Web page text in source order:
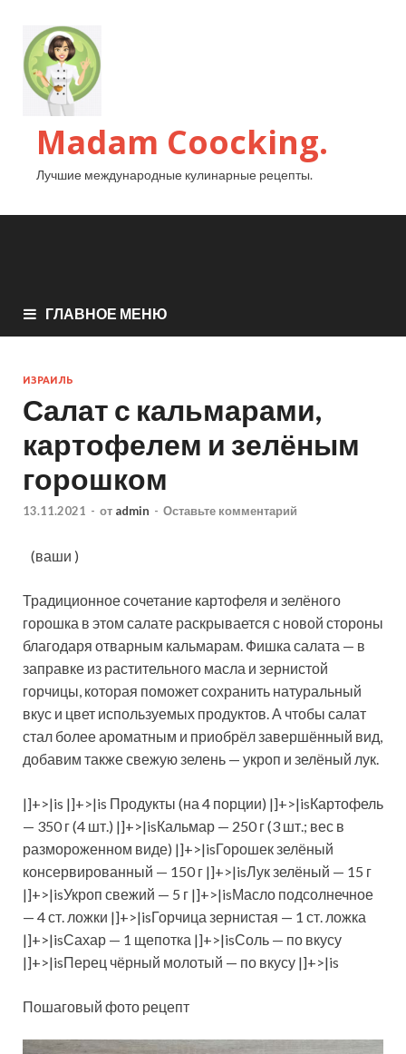
Madam Coocking.
Лучшие международные кулинарные рецепты.
ГЛАВНОЕ МЕНЮ
ИЗРАИЛЬ
Салат с кальмарами,
картофелем и зелёным
горошком
13.11.2021 - от admin - Оставьте комментарий
(ваши )
Традиционное сочетание картофеля и зелёного
горошка в этом салате раскрывается с новой стороны
благодаря отварным кальмарам. Фишка салата — в
заправке из растительного масла и зернистой
горчицы, которая поможет сохранить натуральный
вкус и цвет используемых продуктов. А чтобы салат
стал более ароматным и приобрёл завершённый вид,
добавим также свежую зелень — укроп и зелёный лук.
|]+>|is |]+>|is Продукты (на 4 порции) |]+>|isКартофель
— 350 г (4 шт.) |]+>|isКальмар — 250 г (3 шт.; вес в
размороженном виде) |]+>|isГорошек зелёный
консервированный — 150 г |]+>|isЛук зелёный — 15 г
|]+>|isУкроп свежий — 5 г |]+>|isМасло подсолнечное
— 4 ст. ложки |]+>|isГорчица зернистая — 1 ст. ложка
|]+>|isСахар — 1 щепотка |]+>|isСоль — по вкусу
|]+>|isПерец чёрный молотый — по вкусу |]+>|is
Пошаговый фото рецепт